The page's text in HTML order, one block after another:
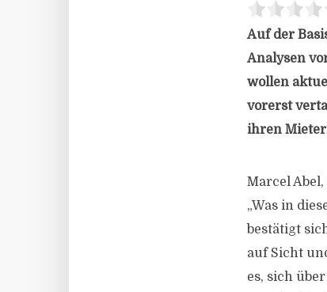
Auf der
Analysen
wollen
vorerst
ihren
Marcel
„Was in
bestätigt
auf Sicht
es, sich